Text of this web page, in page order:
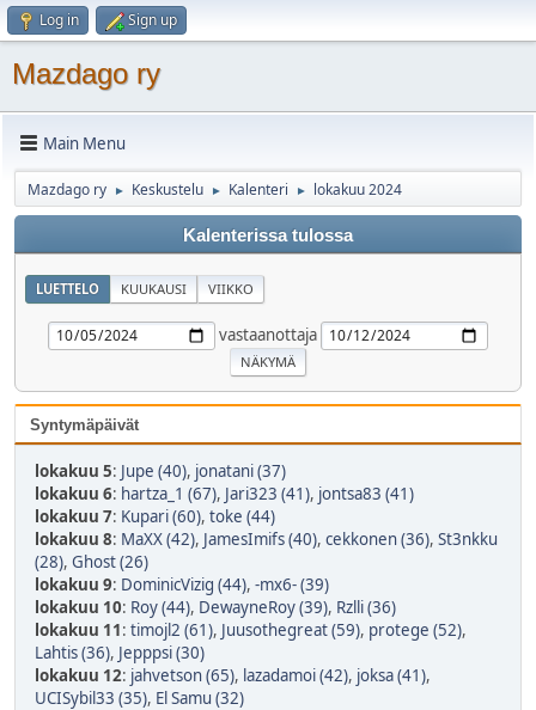
Log in Sign up
Mazdago ry
Main Menu
Mazdago ry ► Keskustelu ► Kalenteri ► lokakuu 2024
Kalenterissa tulossa
LUETTELO KUUKAUSI VIIKKO
vastaanottaja
Syntymäpäivät
lokakuu 5: Jupe (40), jonatani (37)
lokakuu 6: hartza_1 (67), Jari323 (41), jontsa83 (41)
lokakuu 7: Kupari (60), toke (44)
lokakuu 8: MaXX (42), JamesImifs (40), cekkonen (36), St3nkku
(28), Ghost (26)
lokakuu 9: DominicVizig (44), -mx6- (39)
lokakuu 10: Roy (44), DewayneRoy (39), Rzlli (36)
lokakuu 11: timojl2 (61), Juusothegreat (59), protege (52),
Lahtis (36), Jepppsi (30)
lokakuu 12: jahvetson (65), lazadamoi (42), joksa (41),
UCISybil33 (35), El Samu (32)